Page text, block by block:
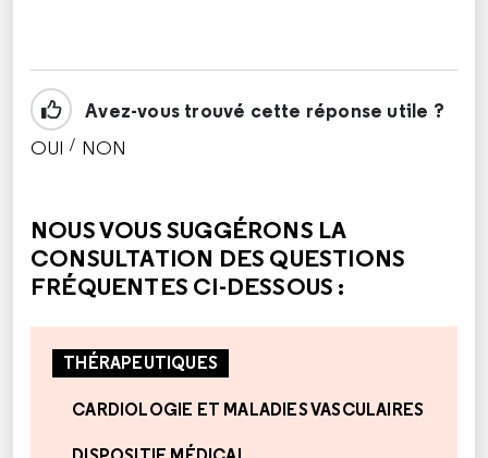
Avez-vous trouvé cette réponse utile ?
OUI / NON
NOUS VOUS SUGGÉRONS LA
CONSULTATION DES QUESTIONS
FRÉQUENTES CI-DESSOUS :
THÉRAPEUTIQUES
CARDIOLOGIE ET MALADIES VASCULAIRES